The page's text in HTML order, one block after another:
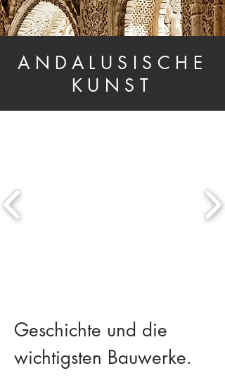
ANDALUSISCHE
KUNST
Geschichte und die
wichtigsten Bauwerke.